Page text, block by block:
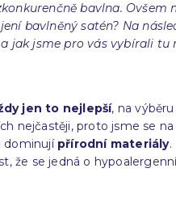
bavlna.
bavlněný satén? Na
jak jsme pro vás vybírali
jen to nejlepší, na
nejčastěji, proto jsme se
dominují přírodní materiály.
že se jedná o